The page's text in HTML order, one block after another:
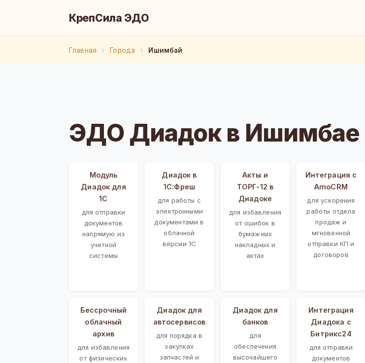
КрепСила ЭДО
Главная Города Ишимбай
ЭДО Диадок в Ишимбае
Модуль
Диадок для
1С
для отправки
документов
напрямую из
учетной
системы
Диадок в
1С:Фреш
для работы с
электронными
документами в
облачной
версии 1С
Акты и
ТОРГ-12 в
Диадоке
для избавления
от ошибок в
бумажных
накладных и
актах
Интеграция с
AmoCRM
для ускорения
работы отдела
продаж и
мгновенной
отправки КП и
договоров
Бессрочный
облачный
архив
для избавления
от физических
Диадок для
автосервисов
для порядка в
закупках
запчастей и
Диадок для
банков
для
обеспечения
высочайшего
Интеграция
Диадока с
Битрикс24
для отправки
документов